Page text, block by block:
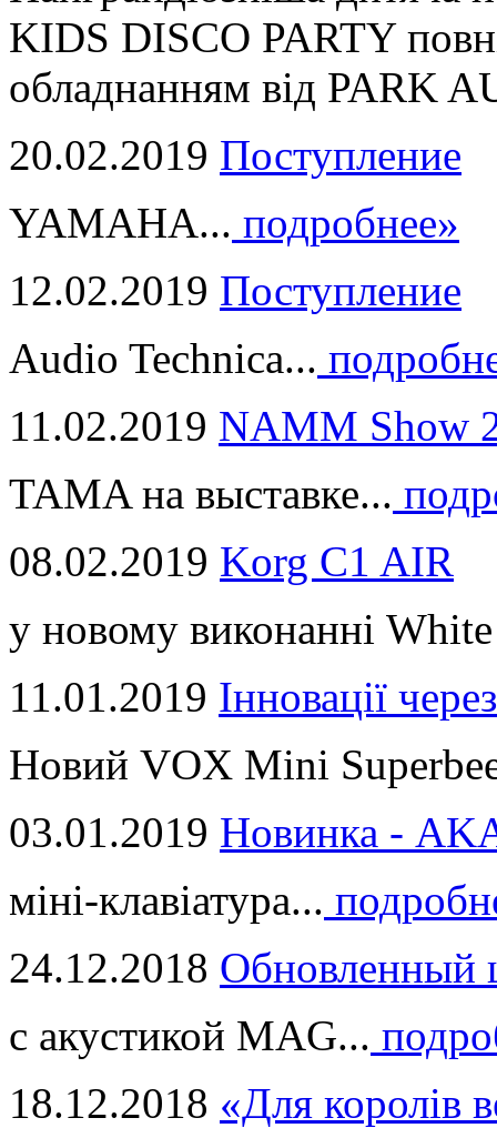
KIDS DISCO PARTY
обладнанням від PARK
20.02.2019 Поступление
YAMAHA... подробнее»
12.02.2019 Поступление
Audio Technica...
11.02.2019 NAMM Show
TAMA на выставке...
08.02.2019 Korg C1 AIR
у новому виконанні
11.01.2019 Інновації
Новий VOX Mini
03.01.2019 Новинка -
міні-клавіатура...
24.12.2018 Обновленный
с акустикой MAG...
18.12.2018 «Для королів